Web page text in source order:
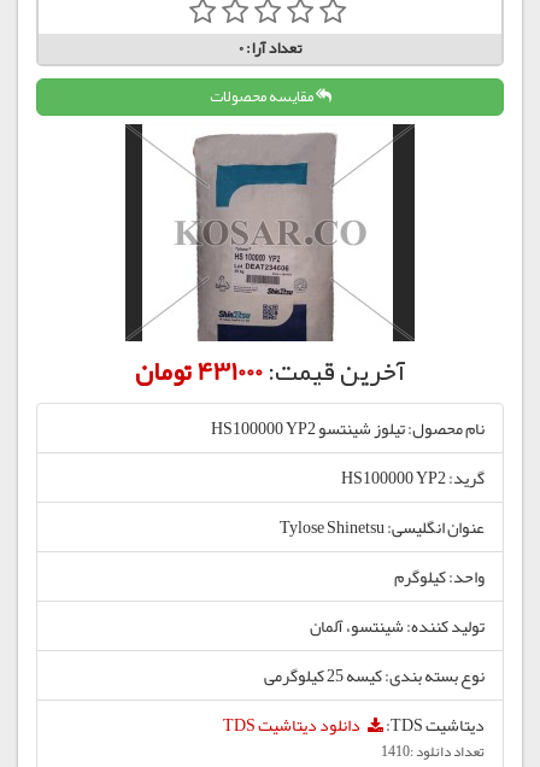
تعداد آرا:0
مقایسه محصولات
آخرین قیمت:431000 تومان
نام محصول: تیلوز شینتسو HS100000 YP2
گرید: HS100000 YP2
عنوان انگلیسی: Tylose Shinetsu
واحد: کیلوگرم
تولید کننده: شینتسو، آلمان
نوع بسته بندی: کیسه 25 کیلوگرمی
دیتاشیت TDS:
دانلود دیتاشیت TDS
تعداد دانلود :1410